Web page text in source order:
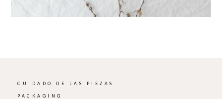
CUIDADO DE LAS PIEZAS
PACKAGING